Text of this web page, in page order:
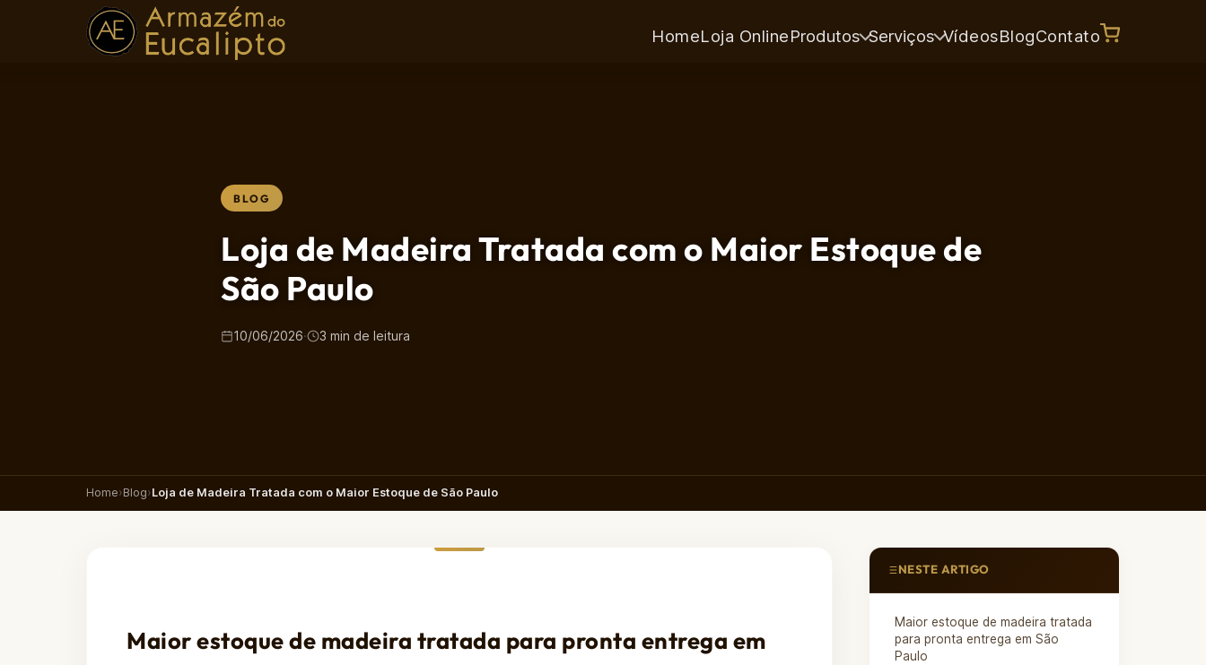
HomeLoja OnlineProdutos Serviços VídeosBlogContato
BLOG
Loja de Madeira Tratada com o Maior Estoque de
São Paulo
10/06/2026· 3 min de leitura
Home›Blog›Loja de Madeira Tratada com o Maior Estoque de São Paulo
Maior estoque de madeira tratada para pronta entrega em
NESTE ARTIGO
Maior estoque de madeira tratada
para pronta entrega em São
Paulo